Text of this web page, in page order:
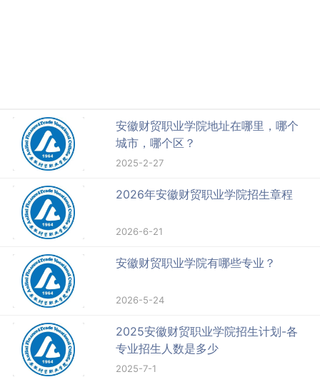
安徽财贸职业学院地址在哪里，哪个
城市，哪个区？
2025-2-27
2026年安徽财贸职业学院招生章程
2026-6-21
安徽财贸职业学院有哪些专业？
2026-5-24
2025安徽财贸职业学院招生计划-各
专业招生人数是多少
2025-7-1